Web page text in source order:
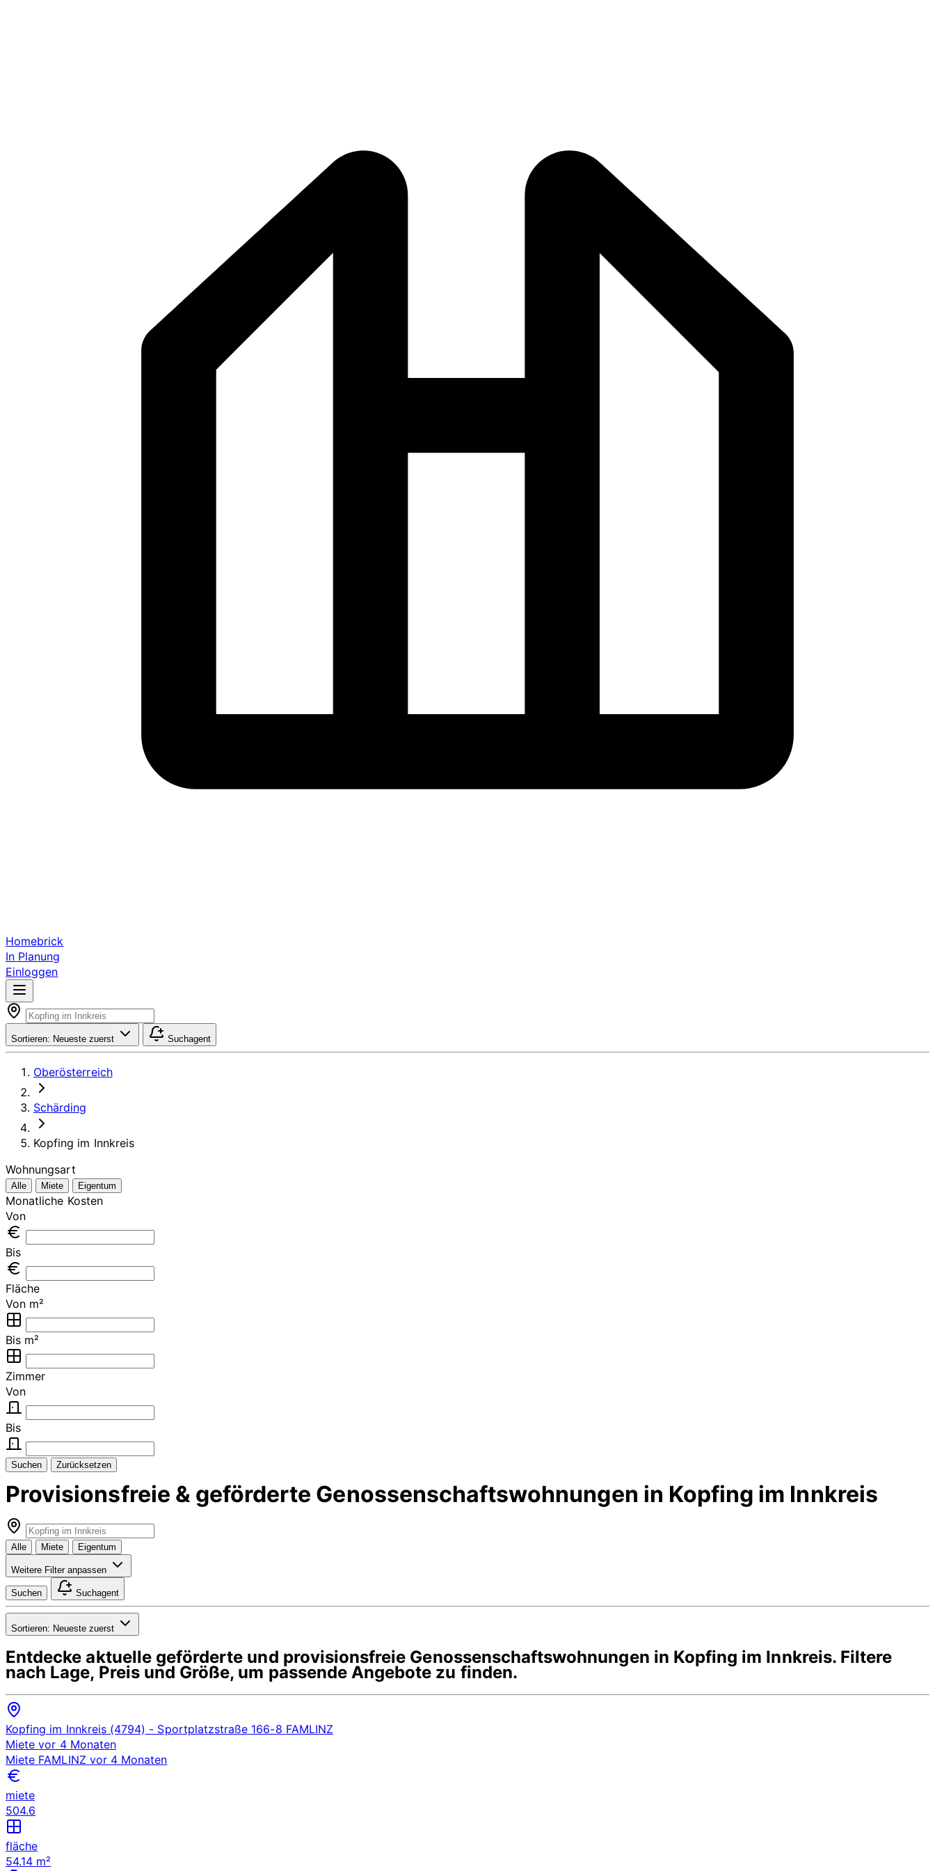
Homebrick
In Planung
Einloggen
Sortieren: Neueste zuerst Suchagent
Oberösterreich
Schärding
Kopfing im Innkreis
Wohnungsart
Alle Miete Eigentum
Monatliche Kosten
Von
Bis
Fläche
Von m²
Bis m²
Zimmer
Von
Bis
Suchen Zurücksetzen
Provisionsfreie & geförderte Genossenschaftswohnungen in Kopfing im Innkreis
Alle Miete Eigentum
Weitere Filter anpassen
Suchen Suchagent
Sortieren: Neueste zuerst
Entdecke aktuelle geförderte und provisionsfreie Genossenschaftswohnungen in Kopfing im Innkreis. Filtere
nach Lage, Preis und Größe, um passende Angebote zu finden.
Kopfing im Innkreis (4794) - Sportplatzstraße 166-8 FAMLINZ
Miete vor 4 Monaten
Miete FAMLINZ vor 4 Monaten
miete
504.6
fläche
54.14 m²